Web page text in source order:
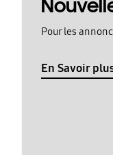
Pour les
En Savoir